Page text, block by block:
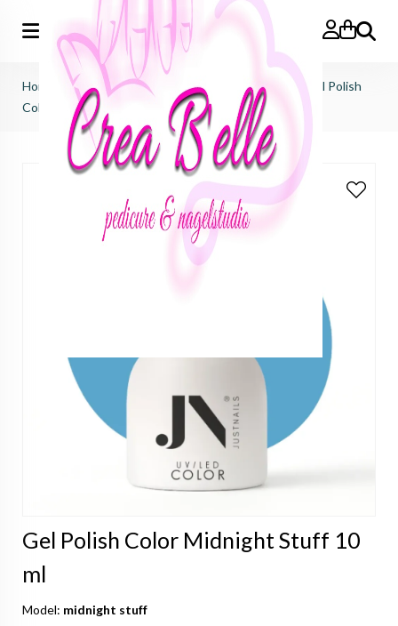
Zoeken
Home just nails (importeur benelux) gelpolish > Gel Polish
Color Midnight Stuff 10 ml
Gel Polish Color Midnight Stuff 10
ml
Model: midnight stuff